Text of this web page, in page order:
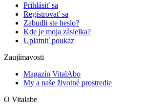
Prihlásiť sa
Registrovať sa
Zabudli ste heslo?
Kde je moja zásielka?
Uplatniť poukaz
Zaujímavosti
Magazín VitalAbo
My a naše životné prostredie
O Vitalabe